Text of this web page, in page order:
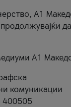
A1
А1
комуникации
400505